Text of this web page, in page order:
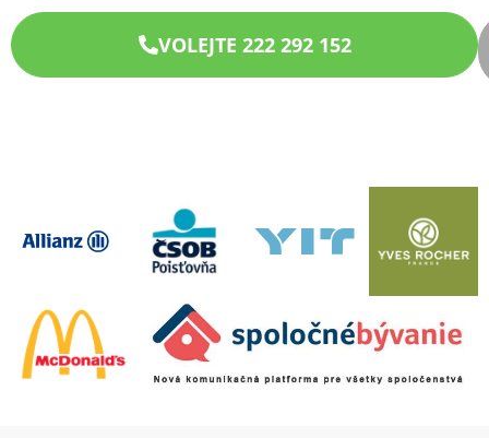
VOLEJTE 222 292 152